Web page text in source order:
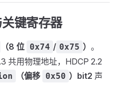
键寄存器
（8 位 0x74 / 0x75 ） 。
共用物理地址，HDCP 2.2
（偏移 0x50 ）bit2 声